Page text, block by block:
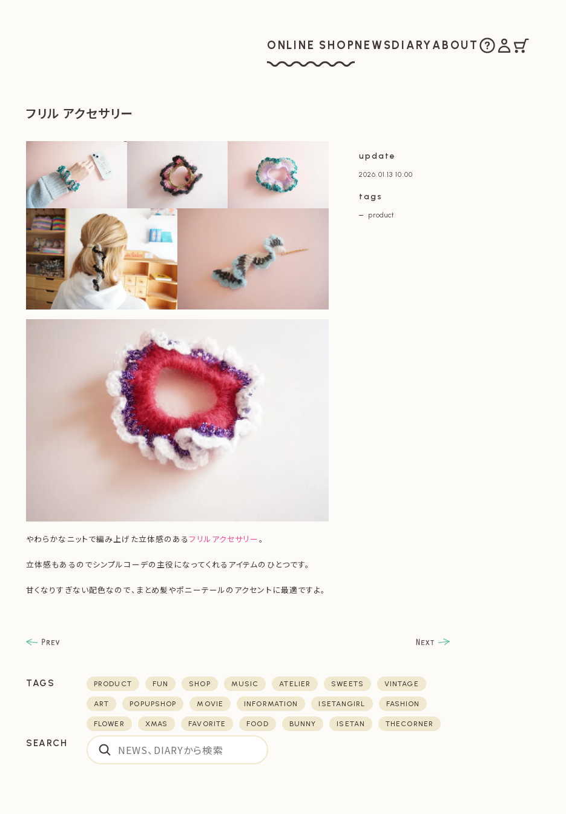
ONLINE SHOP NEWSお知らせ
DIARY日記
ABOUT 私たちについて
ご購入方法
マイアカウ
フリル アクセサリー
やわらかなニットで編み上げた立体感のあるフリルアクセサリー。
立体感もあるのでシンプルコーデの主役になってくれるアイテムのひとつです。
甘くなりすぎない配色なので、まとめ髪やポニーテールのアクセントに最適ですよ。
update
2026.01.13 10:00
tags
product
TAGS PRODUCT FUN SHOP MUSIC ATELIER SWEETS VINTAGE
ART POPUPSHOP MOVIE INFORMATION ISETANGIRL FASHION
FLOWER XMAS FAVORITE FOOD BUNNY ISETAN THECORNER
SEARCH